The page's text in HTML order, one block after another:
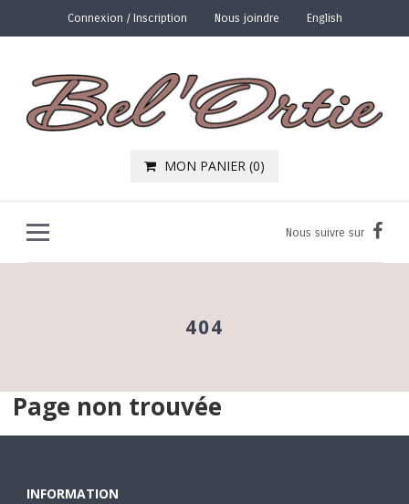
Connexion / Inscription Nous joindre English
MON PANIER (0)
Nous suivre sur
404
Page non trouvée
INFORMATION